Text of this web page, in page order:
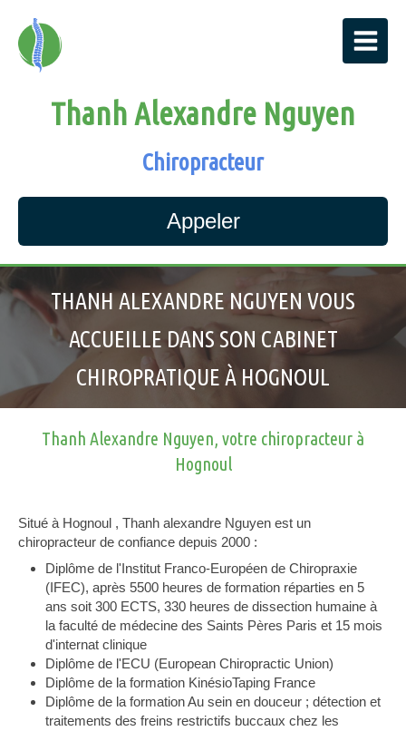
Thanh Alexandre Nguyen
Chiropracteur
Appeler
THANH ALEXANDRE NGUYEN VOUS
ACCUEILLE DANS SON CABINET
CHIROPRATIQUE À HOGNOUL
Thanh Alexandre Nguyen, votre chiropracteur à
Hognoul
Situé à Hognoul , Thanh alexandre Nguyen est un
chiropracteur de confiance depuis 2000 :
Diplôme de l'Institut Franco-Européen de Chiropraxie
(IFEC), après 5500 heures de formation réparties en 5
ans soit 300 ECTS, 330 heures de dissection humaine à
la faculté de médecine des Saints Pères Paris et 15 mois
d'internat clinique
Diplôme de l'ECU (European Chiropractic Union)
Diplôme de la formation KinésioTaping France
Diplôme de la formation Au sein en douceur ; détection et
traitements des freins restrictifs buccaux chez les